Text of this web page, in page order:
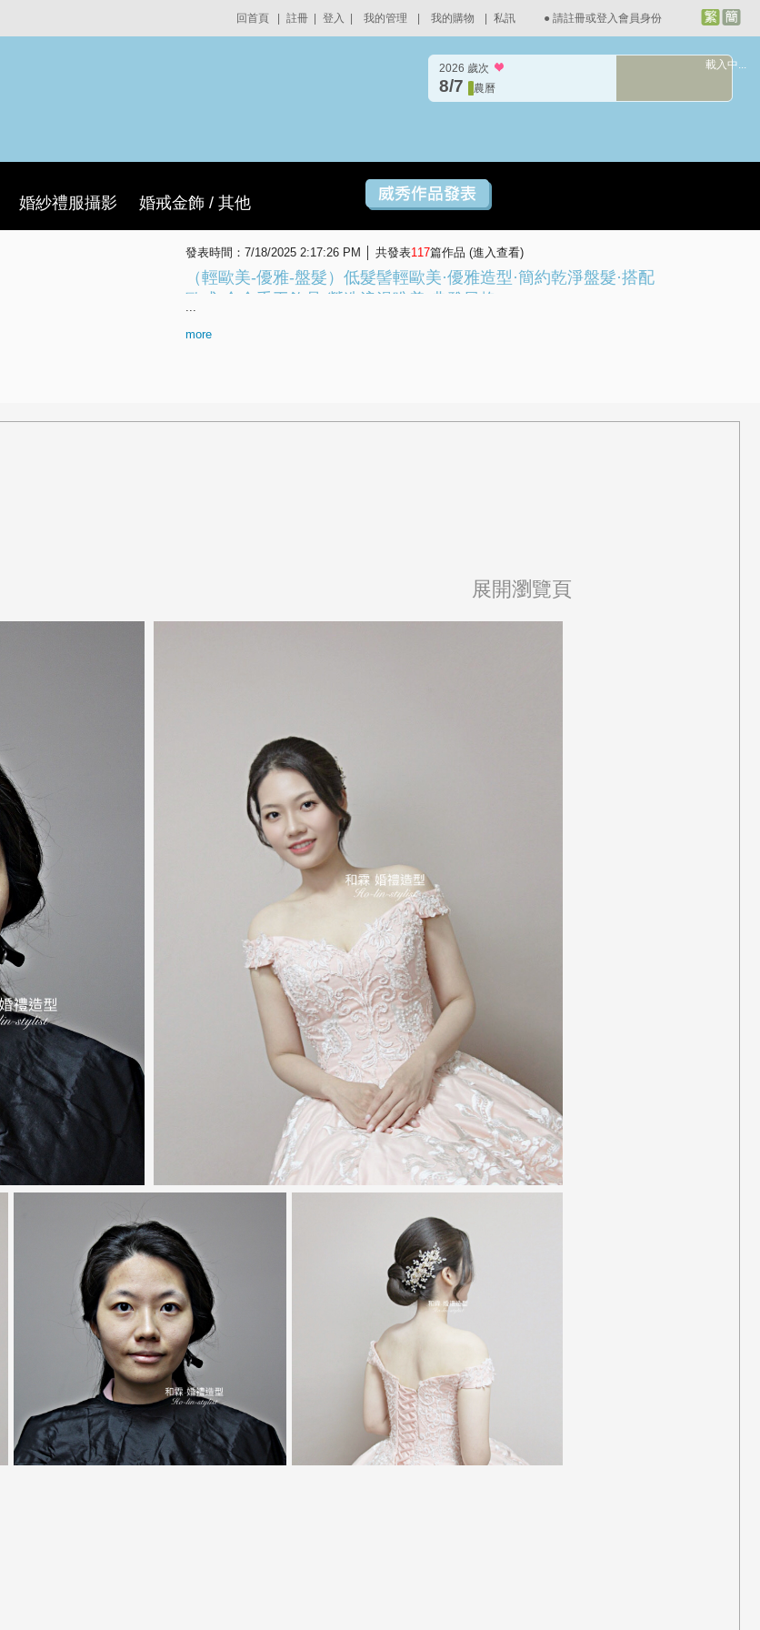
回首頁 註冊 登入 我的管理 我的購物 私訊 ● 請註冊或登入會員身份
2026 歲次
8/7 農曆
載入中...
婚紗禮服攝影 婚戒金飾 / 其他
發表時間：7/18/2025 2:17:26 PM │ 共發表117篇作品 (進入查看)
（輕歐美-優雅-盤髮）低髮髻輕歐美·優雅造型·簡約乾淨盤髮·搭配
歐式·合金手工飾品·營造浪漫唯美·典雅風格
...
more
展開瀏覽頁